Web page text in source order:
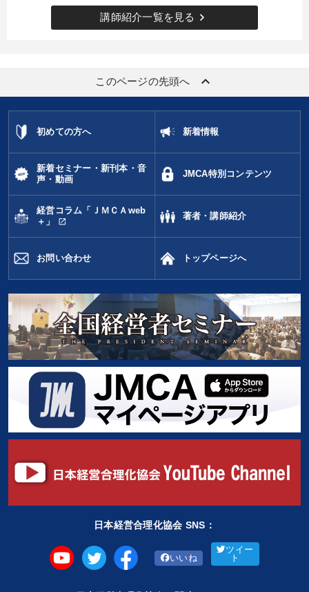
講師紹介一覧を見る keyboard_arrow_right
このページの先頭へ keyboard_arrow_up
初めての方へ 新着情報
新着セミナー・新刊本・音
声・動画
JMCA特別コンテンツ
経営コラム「ＪＭＣＡweb
＋」
open_in_new
著者・講師紹介
お問い合わせ トップページへ
日本経営合理化協会 SNS：
いいね
ツイー
ト